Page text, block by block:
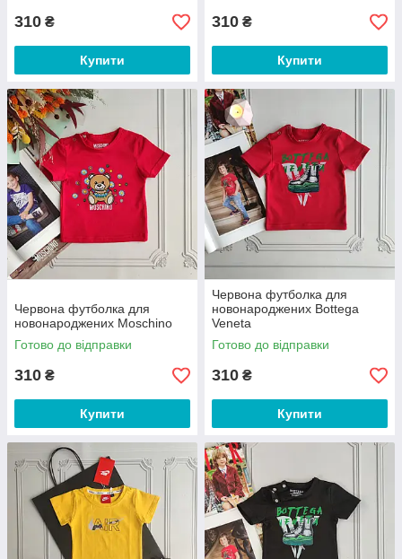
310 ₴
Купити
310 ₴
Купити
Червона футболка для
новонароджених Moschino
Готово до відправки
310 ₴
Купити
Червона футболка для
новонароджених Bottega
Veneta
Готово до відправки
310 ₴
Купити